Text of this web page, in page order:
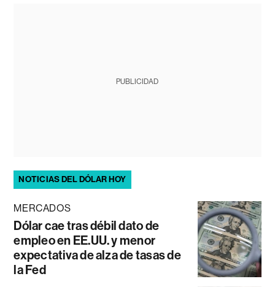
PUBLICIDAD
NOTICIAS DEL DÓLAR HOY
MERCADOS
Dólar cae tras débil dato de
empleo en EE.UU. y menor
expectativa de alza de tasas de
la Fed